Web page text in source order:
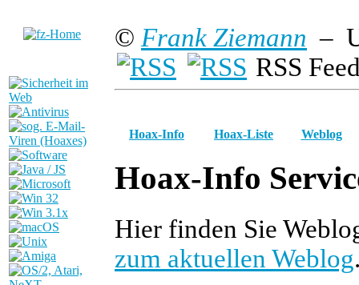
© Frank Ziemann –
RSS
Hoax-Info Hoax-Liste Weblog
Hoax-Info
Hier finden Sie
zum aktuellen Weblog